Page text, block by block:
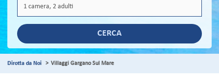
CERCA
Dirotta da Noi Villaggi Gargano Sul Mare